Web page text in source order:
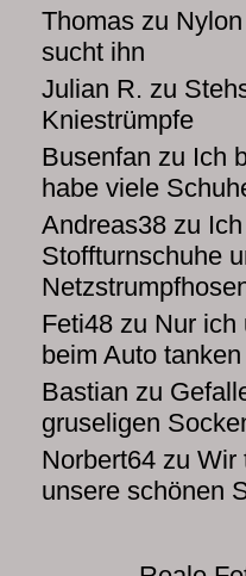
Thomas zu
sucht ihn
Julian R. zu
Kniestrümpfe
Busenfan zu Ich
habe viele
Andreas38 zu
Stoffturnschuhe
Feti48 zu Nur ich
beim Auto tanken
Bastian zu
gruseligen
Norbert64 zu Wir
unsere schönen